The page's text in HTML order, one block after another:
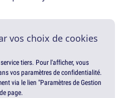
vos choix de cookies
tiers. Pour l'afficher, vous
vos paramètres de confidentialité.
via le lien "Paramètres de Gestion
page.